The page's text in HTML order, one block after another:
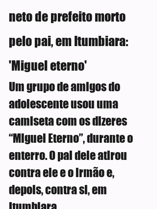
neto de prefeito morto
pelo pai, em Itumbiara:
'Miguel eterno'
Um grupo de amigos do
adolescente usou uma
camiseta com os dizeres
“Miguel Eterno”, durante o
enterro. O pai dele atirou
contra ele e o irmão e,
depois, contra si, em